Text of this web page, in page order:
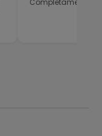
Completamente